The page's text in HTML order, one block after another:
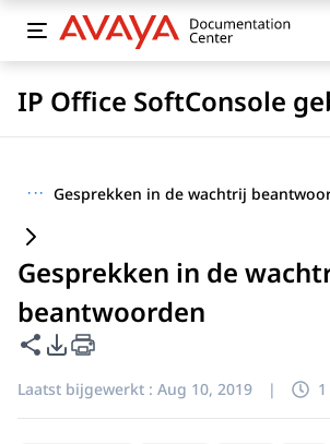
IP Office SoftConsole
··· Gesprekken in de wachtrij
Gesprekken in de
beantwoorden
Deze pagina delen
Opties voor PDF exporteren
Laatst bijgewerkt : Aug 10, 2019 |